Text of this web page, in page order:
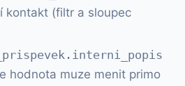
kontakt (filtr a sloupec
hodnota muze menit primo